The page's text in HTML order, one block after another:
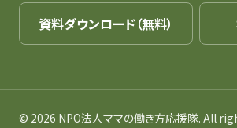
資料ダウンロード（無料）
© 2026 NPO法人ママの働き方応援隊. All